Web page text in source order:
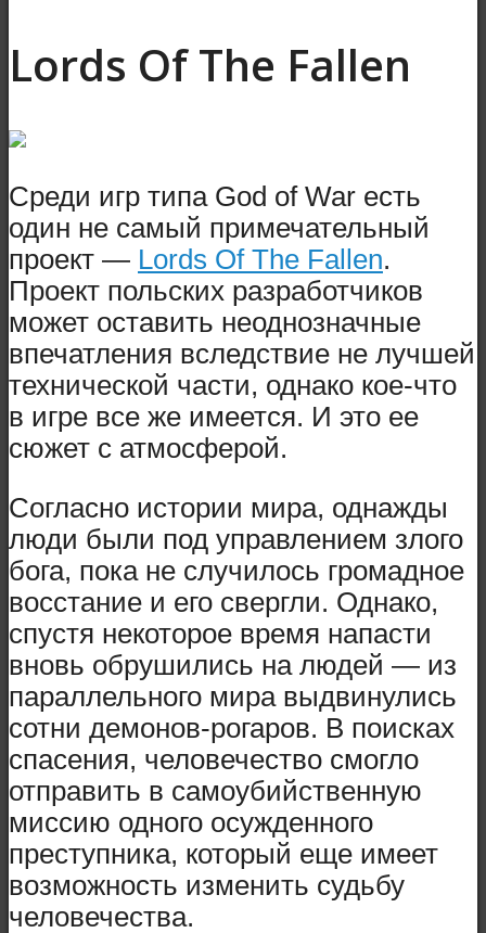
Lords Of The Fallen
Среди игр типа God of War есть
один не самый примечательный
проект — Lords Of The Fallen.
Проект польских разработчиков
может оставить неоднозначные
впечатления вследствие не лучшей
технической части, однако кое-что
в игре все же имеется. И это ее
сюжет с атмосферой.
Согласно истории мира, однажды
люди были под управлением злого
бога, пока не случилось громадное
восстание и его свергли. Однако,
спустя некоторое время напасти
вновь обрушились на людей — из
параллельного мира выдвинулись
сотни демонов-рогаров. В поисках
спасения, человечество смогло
отправить в самоубийственную
миссию одного осужденного
преступника, который еще имеет
возможность изменить судьбу
человечества.